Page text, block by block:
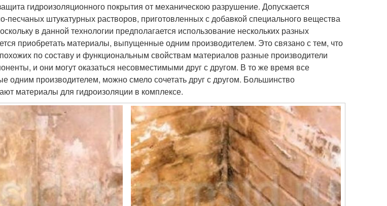
гидроизоляционного покрытия от механическою разрушение. Допускается
песчаных штукатурных растворов, приготовленных с добавкой специального вещества
в данной технологии предполагается использование нескольких разных
приобретать материалы, выпущенные одним производителем. Это связано с тем, что
по составу и функциональным свойствам материалов разные производители
и они могут оказаться несовместимыми друг с другом. В то же время все
одним производителем, можно смело сочетать друг с другом. Большинство
материалы для гидроизоляции в комплексе.